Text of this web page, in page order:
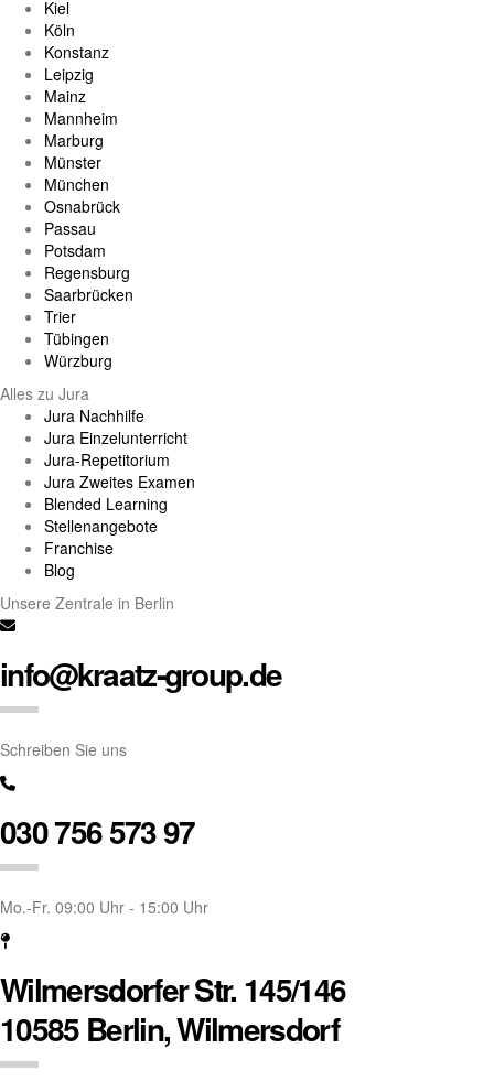
Kiel
Köln
Konstanz
Leipzig
Mainz
Mannheim
Marburg
Münster
München
Osnabrück
Passau
Potsdam
Regensburg
Saarbrücken
Trier
Tübingen
Würzburg
Alles zu Jura
Jura Nachhilfe
Jura Einzelunterricht
Jura-Repetitorium
Jura Zweites Examen
Blended Learning
Stellenangebote
Franchise
Blog
Unsere Zentrale in Berlin
info@kraatz-group.de
Schreiben Sie uns
030 756 573 97
Mo.-Fr. 09:00 Uhr - 15:00 Uhr
Wilmersdorfer Str. 145/146
10585 Berlin, Wilmersdorf